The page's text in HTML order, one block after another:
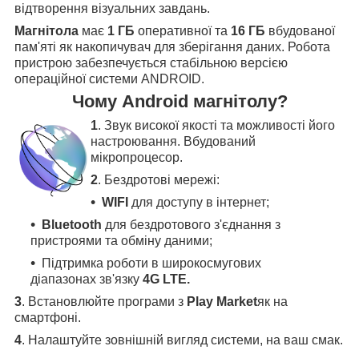
відтворення візуальних завдань.
Магнітола має 1 ГБ оперативної та 16 ГБ вбудованої
пам'яті як накопичувач для зберігання даних. Робота
пристрою забезпечується стабільною версією
операційної системи ANDROID.
Чому Android магнітолу?
1. Звук високої якості та можливості його
настроювання. Вбудований
мікропроцесор.
2. Бездротові мережі:
WIFI для доступу в інтернет;
Bluetooth для бездротового з'єднання з
пристроями та обміну даними;
Підтримка роботи в широкосмугових
діапазонах зв'язку 4G LTE.
3. Встановлюйте програми з Play Marketяк на
смартфоні.
4. Налаштуйте зовнішній вигляд системи, на ваш смак.